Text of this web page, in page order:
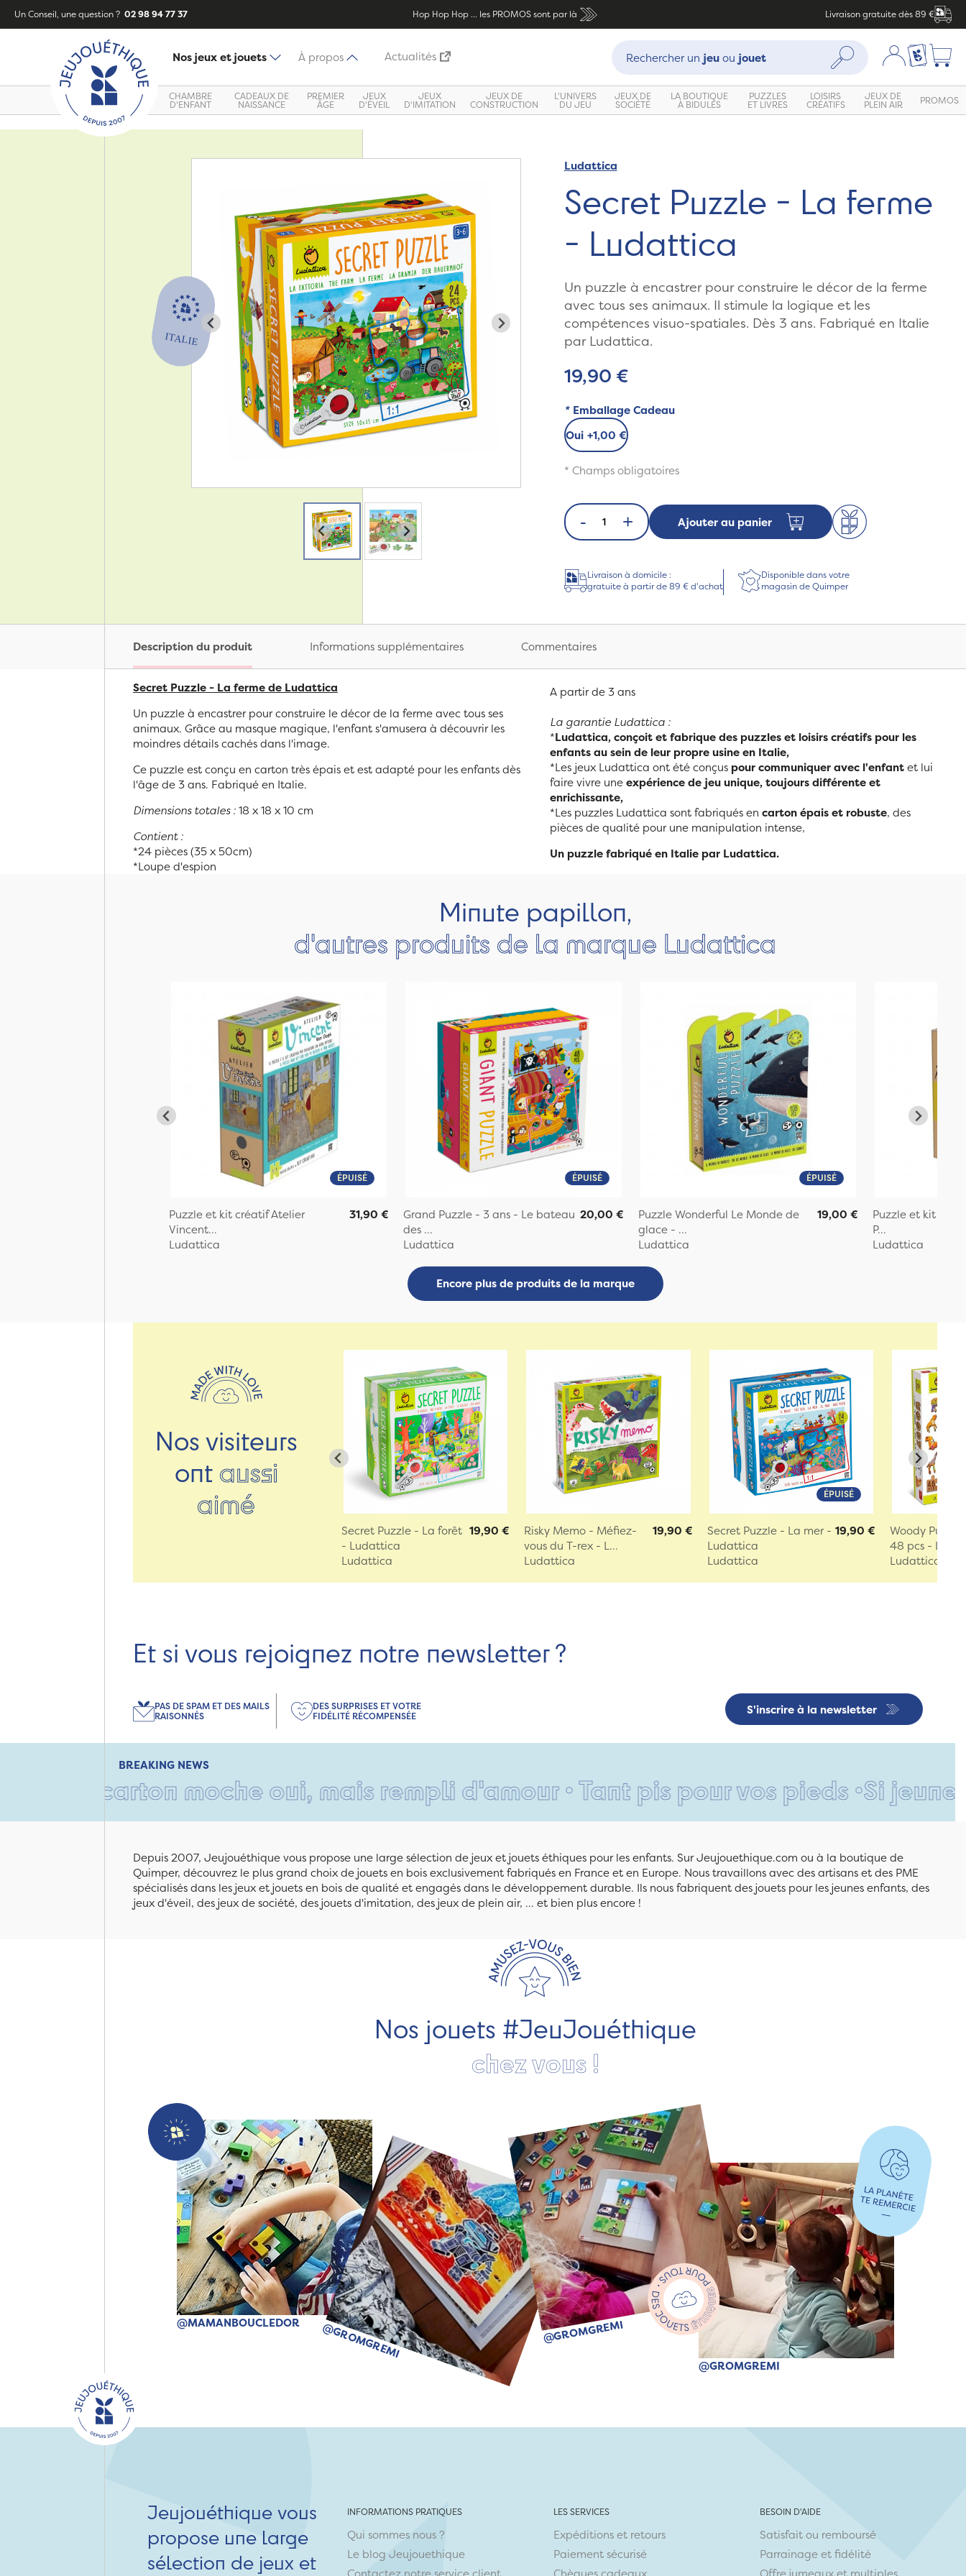
Un Conseil, une question ? 02 98 94 77 37 Hop Hop Hop ... les PROMOS sont par là Livraison gratuite dès 89 €
Nos jeux et jouets À propos Actualités
Recherche :
Rechercher un jeuou jouet Rechercher Mon compte
Ma liste
CHAMBRE
D'ENFANT
CADEAUX DE
NAISSANCE
PREMIER
ÂGE
JEUX
D'ÉVEIL
JEUX
D'IMITATION
JEUX DE
CONSTRUCTION
L'UNIVERS
DU JEU
JEUX DE
SOCIÉTÉ
LA BOUTIQUE
À BIDULES
PUZZLES
ET LIVRES
LOISIRS
CRÉATIFS
JEUX DE
PLEIN AIR PROMOS
Ludattica
Secret Puzzle - La ferme
- Ludattica
Un puzzle à encastrer pour construire le décor de la ferme
avec tous ses animaux. Il stimule la logique et les
compétences visuo-spatiales. Dès 3 ans. Fabriqué en Italie
par Ludattica.
19,90 €
* Emballage Cadeau
Oui +1,00 €
* Champs obligatoires
- + Ajouter au panier
Livraison à domicile :
gratuite à partir de 89 € d'achat
Disponible dans votre
magasin de Quimper
Description du produit Informations supplémentaires Commentaires
Secret Puzzle - La ferme de Ludattica
Un puzzle à encastrer pour construire le décor de la ferme avec tous ses
animaux. Grâce au masque magique, l'enfant s'amusera à découvrir les
moindres détails cachés dans l'image.
Ce puzzle est conçu en carton très épais et est adapté pour les enfants dès
l'âge de 3 ans. Fabriqué en Italie.
Dimensions totales :18 x 18 x 10 cm
Contient :
*24 pièces (35 x 50cm)
*Loupe d'espion
A partir de 3 ans
La garantie Ludattica :
*Ludattica, conçoit et fabrique des puzzles et loisirs créatifs pour les
enfants au sein de leur propre usine en Italie,
*Les jeux Ludattica ont été conçuspour communiquer avec l'enfantet lui
faire vivre uneexpérience de jeu unique, toujours différente et
enrichissante,
*Les puzzles Ludattica sont fabriqués en carton épais et robuste, des
pièces de qualité pour une manipulation intense,
Un puzzle fabriqué en Italie par Ludattica.
Minute papillon,
d'autres produits de la marque Ludattica
ÉPUISÉ
Puzzle et kit créatif Atelier
Vincent...
Ludattica
31,90 €
ÉPUISÉ
Grand Puzzle - 3 ans - Le bateau
des ...
Ludattica
20,00 €
ÉPUISÉ
Puzzle Wonderful Le Monde de
glace - ...
Ludattica
19,00 €
Puzzle et kit
P...
Ludattica
Encore plus de produits de la marque
Nos visiteurs
ont aussi
aimé
Secret Puzzle - La forêt
- Ludattica
Ludattica
19,90 €
Risky Memo - Méfiez-
vous du T-rex - L...
Ludattica
19,90 €
ÉPUISÉ
Secret Puzzle - La mer -
Ludattica
Ludattica
19,90 €
Woody
48 pcs -
Ludattica
Et si vous rejoignez notre newsletter ?
S'inscrire à la newsletter
PAS DE SPAM ET DES MAILS
RAISONNÉS
DES SURPRISES ET VOTRE
FIDÉLITÉ RÉCOMPENSÉE
BREAKING NEWS
carton moche oui, mais rempli d'amour • Tant pis pour vos pieds •Si jeune et
Depuis 2007, Jeujouéthique vous propose une large sélection de jeux et jouets éthiques pour les enfants. Sur Jeujouethique.com ou à la boutique de
Quimper, découvrez le plus grand choix de jouets en bois exclusivement fabriqués en France et en Europe. Nous travaillons avec des artisans et des PME
spécialisés dans les jeux et jouets en bois de qualité et engagés dans le développement durable. Ils nous fabriquent des jouets pour les jeunes enfants, des
jeux d'éveil, des jeux de société, des jouets d'imitation, des jeux de plein air, ... et bien plus encore !
Nos jouets #JeuJouéthique
chez vous !
@MAMANBOUCLEDOR @GROMGREMI @GROMGREMI
@GROMGREMI
Jeujouéthique vous
propose une large
sélection de jeux et
INFORMATIONS PRATIQUES
Qui sommes nous ?
Le blog Jeujouethique
LES SERVICES
Expéditions et retours
Paiement sécurisé
BESOIN D'AIDE
Satisfait ou remboursé
Parrainage et fidélité